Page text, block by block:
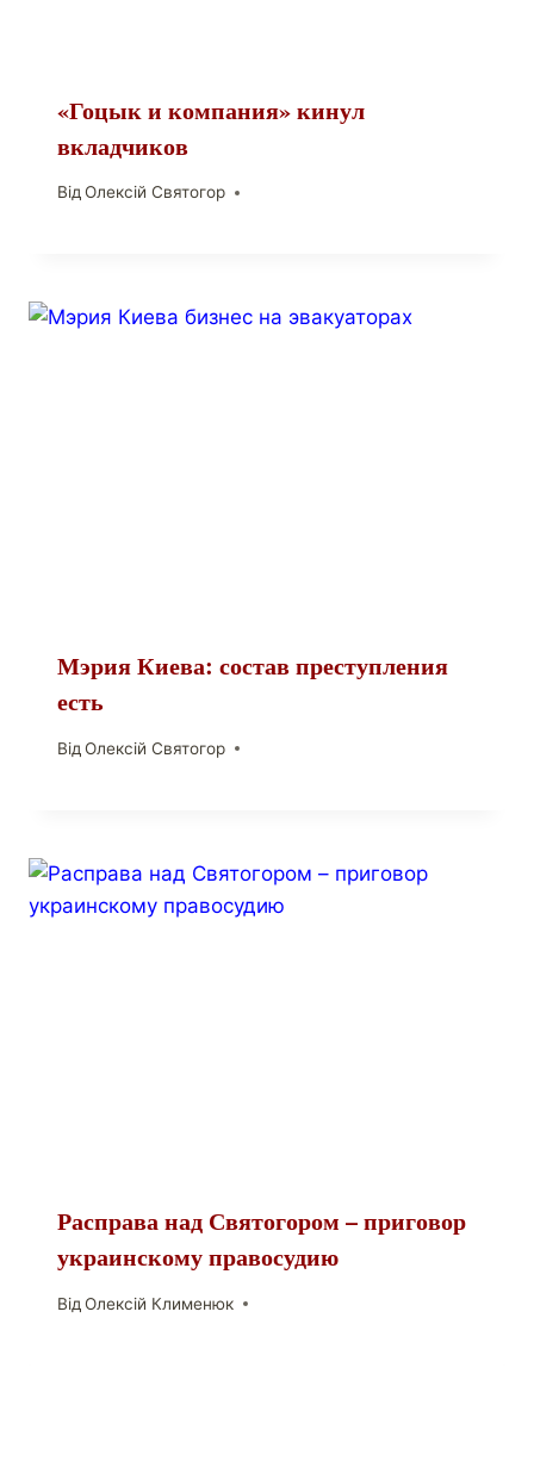
«Гоцык и компания» кинул
вкладчиков
ВідОлексій Святогор
Мэрия Киева: состав преступления
есть
Від Олексій Святогор
Расправа над Святогором – приговор
украинскому правосудию
Від Олексій Клименюк